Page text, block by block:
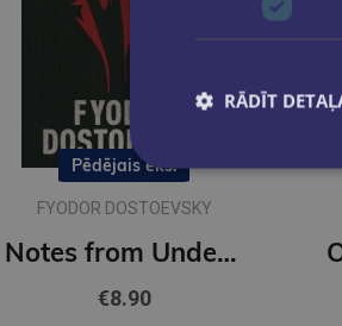
Pēdējais eks.
FYODOR DOSTOEVSKY
Notes from Underground : Gilded Pocket Edition (Arcturus Ornate Classics)
€8.90
RĀDĪT